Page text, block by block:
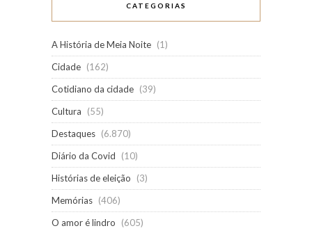
CATEGORIAS
A História de Meia Noite (1)
Cidade (162)
Cotidiano da cidade (39)
Cultura
(55)
Destaques (6.870)
Diário da Covid
(10)
Histórias de eleição
(3)
Memórias (406)
O amor é lindro
(605)